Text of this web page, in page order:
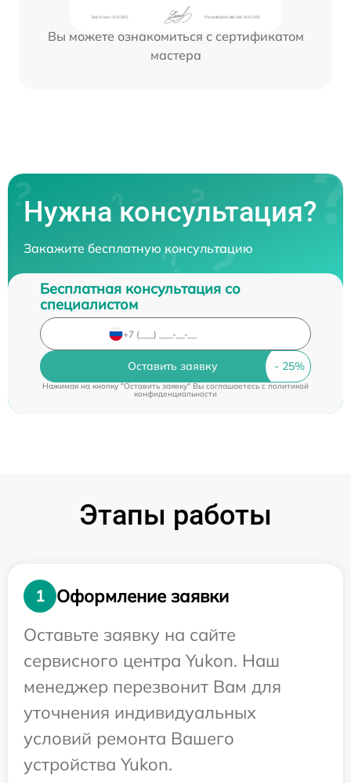
Вы можете ознакомиться с сертификатом
мастера
Нужна консультация?
Закажите бесплатную консультацию
Бесплатная консультация со
специалистом
Оставить заявку
Нажимая на кнопку "Оставить заявку" Вы соглашаетесь cполитикой
конфиденциальности
Этапы работы
1
Оформление заявки
Оставьте заявку на сайте
сервисного центра Yukon. Наш
менеджер перезвонит Вам для
уточнения индивидуальных
условий ремонта Вашего
устройства Yukon.